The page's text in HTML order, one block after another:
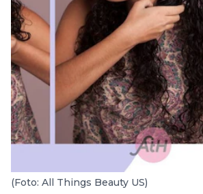
(Foto: All Things Beauty US)